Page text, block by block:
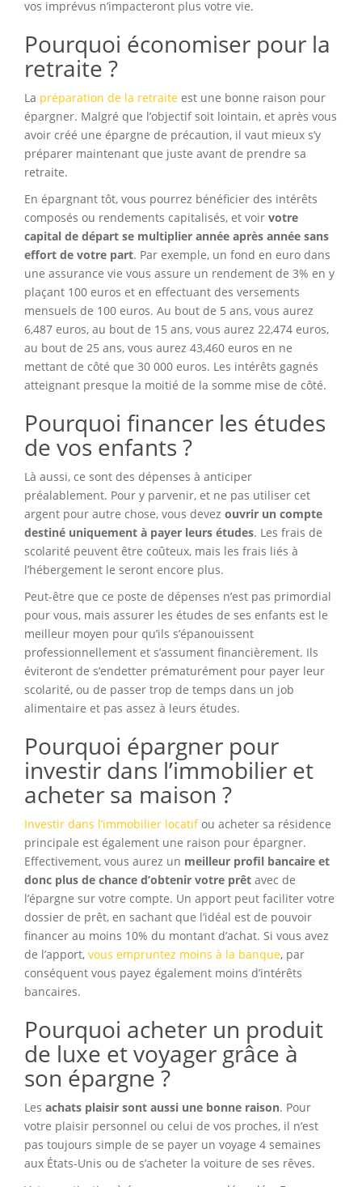
vos imprévus n’impacteront plus votre vie.
Pourquoi économiser pour la
retraite ?
La préparation de la retraite est une bonne raison pour
épargner. Malgré que l’objectif soit lointain, et après vous
avoir créé une épargne de précaution, il vaut mieux s’y
préparer maintenant que juste avant de prendre sa
retraite.
En épargnant tôt, vous pourrez bénéficier des intérêts
composés ou rendements capitalisés, et voir votre
capital de départ se multiplier année après année sans
effort de votre part. Par exemple, un fond en euro dans
une assurance vie vous assure un rendement de 3% en y
plaçant 100 euros et en effectuant des versements
mensuels de 100 euros. Au bout de 5 ans, vous aurez
6,487 euros, au bout de 15 ans, vous aurez 22,474 euros,
au bout de 25 ans, vous aurez 43,460 euros en ne
mettant de côté que 30 000 euros. Les intérêts gagnés
atteignant presque la moitié de la somme mise de côté.
Pourquoi financer les études
de vos enfants ?
Là aussi, ce sont des dépenses à anticiper
préalablement. Pour y parvenir, et ne pas utiliser cet
argent pour autre chose, vous devez ouvrir un compte
destiné uniquement à payer leurs études. Les frais de
scolarité peuvent être coûteux, mais les frais liés à
l’hébergement le seront encore plus.
Peut-être que ce poste de dépenses n’est pas primordial
pour vous, mais assurer les études de ses enfants est le
meilleur moyen pour qu’ils s’épanouissent
professionnellement et s’assument financièrement. Ils
éviteront de s’endetter prématurément pour payer leur
scolarité, ou de passer trop de temps dans un job
alimentaire et pas assez à leurs études.
Pourquoi épargner pour
investir dans l’immobilier et
acheter sa maison ?
Investir dans l’immobilier locatifou acheter sa résidence
principale est également une raison pour épargner.
Effectivement, vous aurez un meilleur profil bancaire et
donc plus de chance d’obtenir votre prêt avec de
l’épargne sur votre compte. Un apport peut faciliter votre
dossier de prêt, en sachant que l’idéal est de pouvoir
financer au moins 10% du montant d’achat. Si vous avez
de l’apport, vous empruntez moins à la banque, par
conséquent vous payez également moins d’intérêts
bancaires.
Pourquoi acheter un produit
de luxe et voyager grâce à
son épargne ?
Les achats plaisir sont aussi une bonne raison. Pour
votre plaisir personnel ou celui de vos proches, il n’est
pas toujours simple de se payer un voyage 4 semaines
aux États-Unis ou de s’acheter la voiture de ses rêves.